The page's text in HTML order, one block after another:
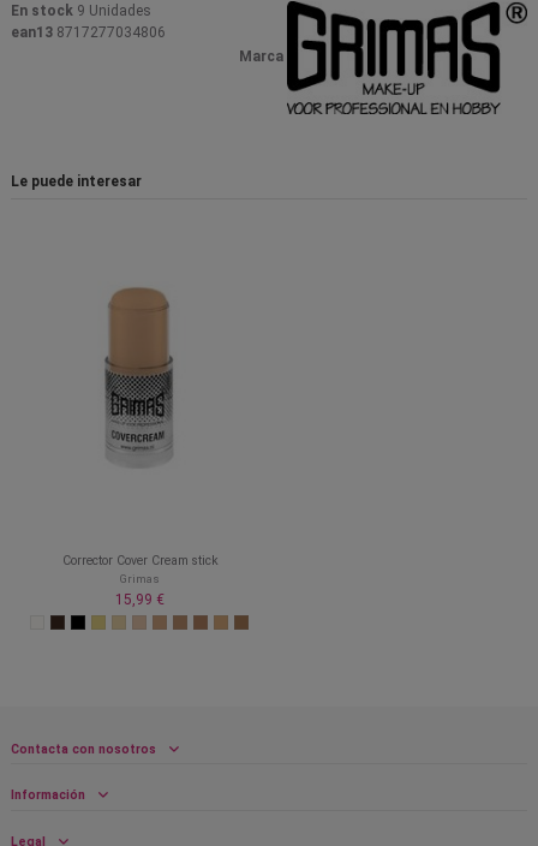
Marca
En stock 9 Unidades
ean13 8717277034806
Le puede interesar
Corrector Cover Cream stick
Grimas
15,99 €
Contacta con nosotros
Información
Legal